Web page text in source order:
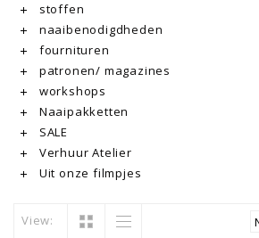
stoffen
naaibenodigdheden
fournituren
patronen/ magazines
workshops
Naaipakketten
SALE
Verhuur Atelier
Uit onze filmpjes
View: